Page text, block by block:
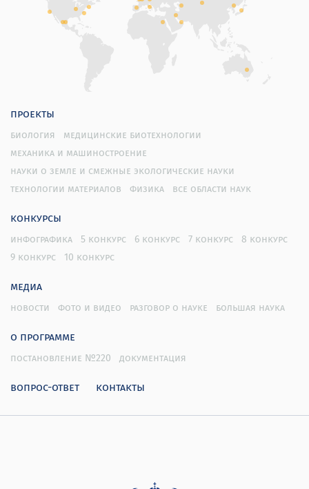
проекты
биология
медицинские биотехнологии
механика и машиностроение
науки о земле и смежные экологические науки
технологии материалов
физика все области наук
конкурсы
инфографика 5 конкурс 6 конкурс 7 конкурс
8 конкурс
9 конкурс
10 конкурс
медиа
новости фото и видео разговор о науке большая наука
о программе
постановление №220 документация
вопрос-ответ контакты